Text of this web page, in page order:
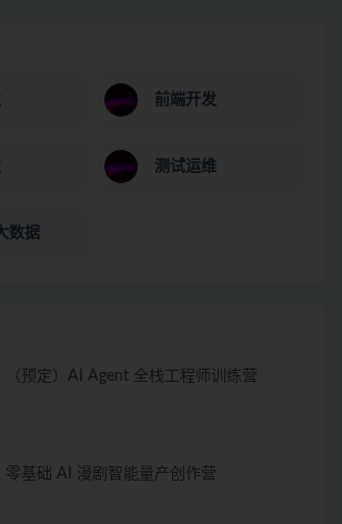
前端开发
测试运维
数据
（预定）AI Agent 全栈工程师训练营
零基础 AI 漫剧智能量产创作营